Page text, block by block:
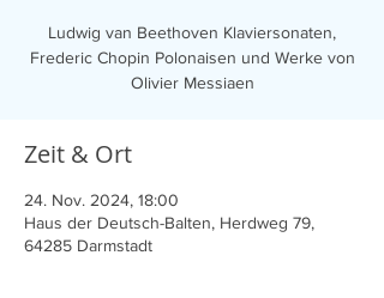
Ludwig van Beethoven Klaviersonaten,
Frederic Chopin Polonaisen und Werke von
Zeit & Ort
24. Nov. 2024, 18:00
Haus der Deutsch-Balten, Herdweg 79,
64285 Darmstadt